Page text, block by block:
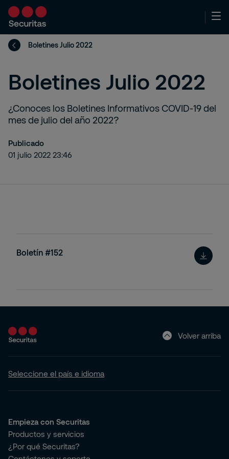
Boletines Julio 2022
Boletines Julio 2022
¿Conoces los Boletines Informativos COVID-19 del
mes de julio del año 2022?
Publicado
01 julio 2022 23:46
Boletín #152
Volver arriba
Seleccione el país e idioma
Empieza con Securitas
Productos y servicios
¿Por qué Securitas?